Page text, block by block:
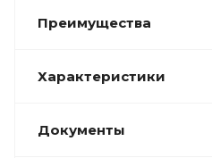
Преимущества
Характеристики
Документы